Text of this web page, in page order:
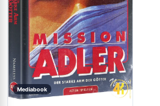
Mediabook